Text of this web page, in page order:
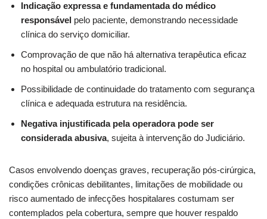
Indicação expressa e fundamentada do médico
responsável pelo paciente, demonstrando necessidade
clínica do serviço domiciliar.
Comprovação de que não há alternativa terapêutica eficaz
no hospital ou ambulatório tradicional.
Possibilidade de continuidade do tratamento com segurança
clínica e adequada estrutura na residência.
Negativa injustificada pela operadora pode ser
considerada abusiva, sujeita à intervenção do Judiciário.
Casos envolvendo doenças graves, recuperação pós-cirúrgica,
condições crônicas debilitantes, limitações de mobilidade ou
risco aumentado de infecções hospitalares costumam ser
contemplados pela cobertura, sempre que houver respaldo